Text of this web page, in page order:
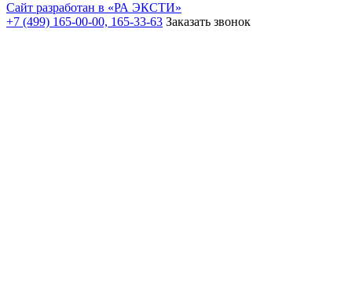
Сайт разработан в «РА ЭКСТИ»
+7 (499) 165-00-00, 165-33-63 Заказать звонок